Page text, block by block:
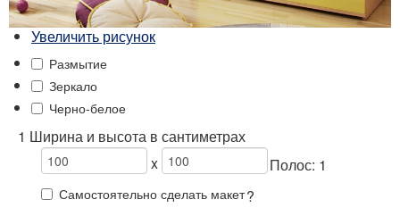
Увеличить рисунок
Размытие
Зеркало
Черно-белое
1 Ширина и высота в сантиметрах
x
Полос: 1
Самостоятельно сделать макет?